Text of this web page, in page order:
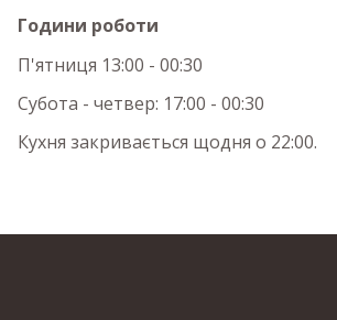
Години роботи
П'ятниця 13:00 - 00:30
Субота - четвер: 17:00 - 00:30
Кухня закривається щодня о 22:00.